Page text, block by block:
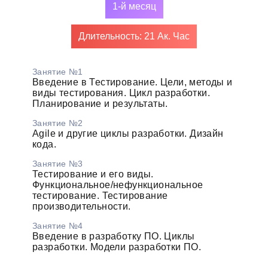
1-й месяц
Длительность: 21 Ак. Час
Занятие №1
Введение в Тестирование. Цели, методы и
виды тестирования. Цикл разработки.
Планирование и результаты.
Занятие №2
Agile и другие циклы разработки. Дизайн
кода.
Занятие №3
Тестирование и его виды.
Функциональное/нефункциональное
тестирование. Тестирование
производительности.
Занятие №4
Введение в разработку ПО. Циклы
разработки. Модели разработки ПО.